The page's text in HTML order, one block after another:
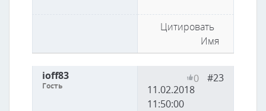
Цитировать
Имя
ioff83
Гость
#23
0
11.02.2018
11:50:00